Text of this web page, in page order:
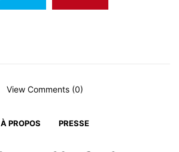
View Comments (0)
À PROPOS PRESSE